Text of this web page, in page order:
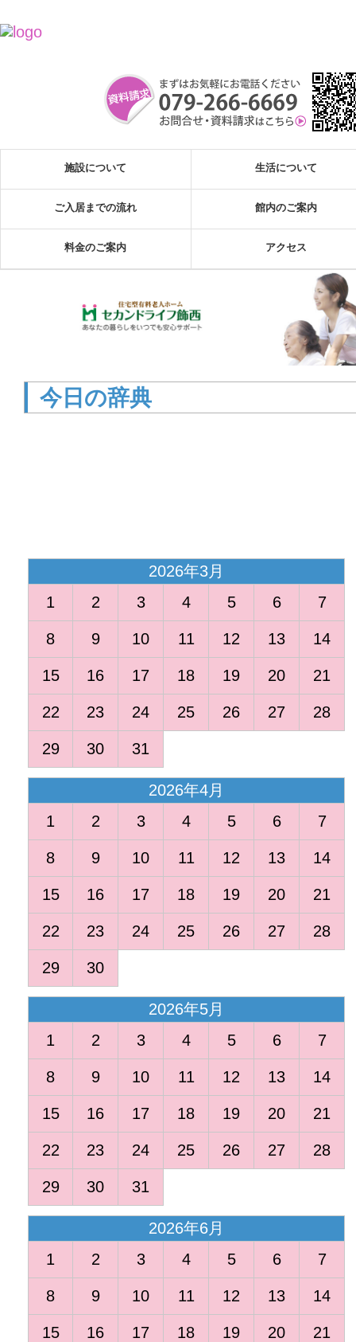
施設について 生活について
ご入居までの流れ 館内のご案内
料金のご案内 アクセス
今日の辞典
2026年3月
1
2 3 4 5 6 7
8 9 10 11 12 13 14
15 16 17 18 19 20 21
22 23 24 25 26 27 28
29 30 31
2026年4月
1
2 3 4 5 6 7
8 9 10 11 12 13 14
15 16 17 18 19 20 21
22 23 24 25 26 27 28
29 30
2026年5月
1
2 3 4 5 6 7
8 9 10 11 12 13 14
15 16 17 18 19 20 21
22 23 24 25 26 27 28
29 30 31
2026年6月
1
2 3 4 5 6 7
8 9 10 11 12 13 14
15 16 17 18 19 20 21